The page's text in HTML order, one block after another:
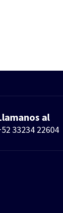
al
33234 22604